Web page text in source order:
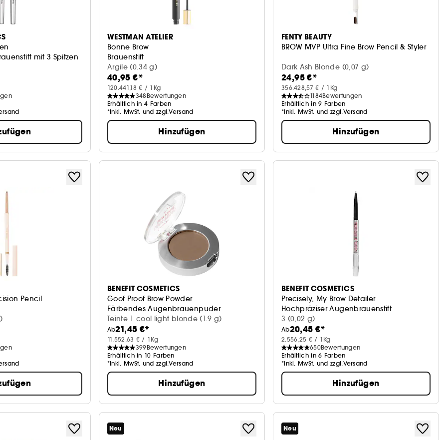
mit 3 Spitzen
WESTMAN ATELIER
Bonne Brow
Brauenstift
Argile (0.34 g)
40,95 €*
120.441,18 € / 1Kg
348 Bewertungen
Erhältlich in 4 Farben
*Inkl. MwSt. und zzgl.Versand
Hinzufügen
FENTY BEAUTY
BROW MVP Ultra Fine Brow Pencil & Styler
Dark Ash Blonde (0,07 g)
24,95 €*
356.428,57 € / 1Kg
1184Bewertungen
Erhältlich in 9 Farben
*Inkl. MwSt. und zzgl.Versand
Hinzufügen
Pencil
BENEFIT COSMETICS
Goof Proof Brow Powder
Färbendes Augenbrauenpuder
Teinte 1 cool light blonde (1.9 g)
Ab21,45 €*
11.552,63 € / 1Kg
399Bewertungen
Erhältlich in 10 Farben
*Inkl. MwSt. und zzgl.Versand
Hinzufügen
BENEFIT COSMETICS
Precisely, My Brow Detailer
Hochpräziser Augenbrauenstift
3 (0,02 g)
Ab20,45 €*
2.556,25 € / 1Kg
650Bewertungen
Erhältlich in 6 Farben
*Inkl. MwSt. und zzgl.Versand
Hinzufügen
Neu Neu